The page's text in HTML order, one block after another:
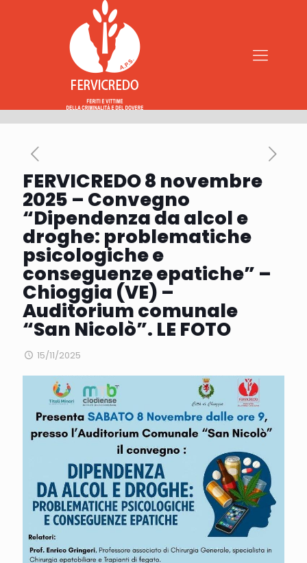
FERVICREDO 8 novembre
2025 – Convegno
“Dipendenza da alcol e
droghe: problematiche
psicologiche e
conseguenze epatiche” –
Chioggia (VE) –
Auditorium comunale
“San Nicolò”. LE FOTO
15/11/2025